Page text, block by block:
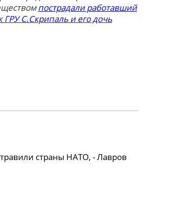
пострадали работавший
С.Скрипаль и его дочь
страны НАТО, - Лавров